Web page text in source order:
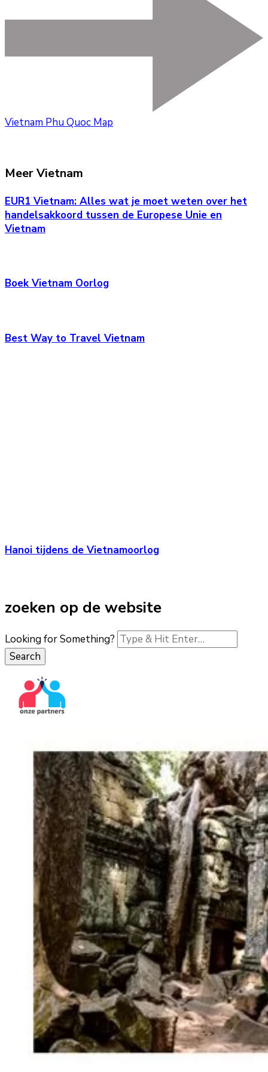
Vietnam Phu Quoc Map
Meer Vietnam
EUR1 Vietnam: Alles wat je moet weten over het
handelsakkoord tussen de Europese Unie en
Vietnam
Boek Vietnam Oorlog
Best Way to Travel Vietnam
Hanoi tijdens de Vietnamoorlog
zoeken op de website
Looking for Something?